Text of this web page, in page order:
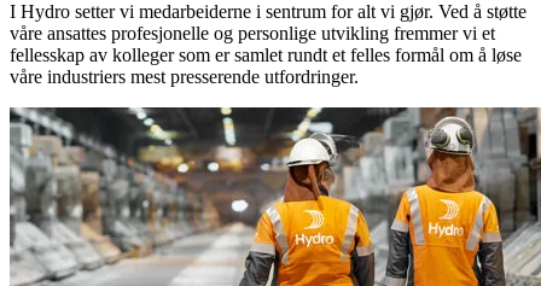
I Hydro setter vi medarbeiderne i sentrum for alt vi gjør. Ved å støtte
våre ansattes profesjonelle og personlige utvikling fremmer vi et
fellesskap av kolleger som er samlet rundt et felles formål om å løse
våre industriers mest presserende utfordringer.